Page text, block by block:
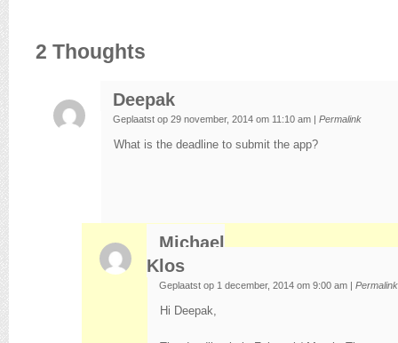
2 Thoughts
Deepak
Geplaatst op 29 november, 2014 om 11:10 am | Permalink
What is the deadline to submit the app?
Michael
Klos
Geplaatst op 1 december, 2014 om 9:00 am | Permalink
Hi Deepak,